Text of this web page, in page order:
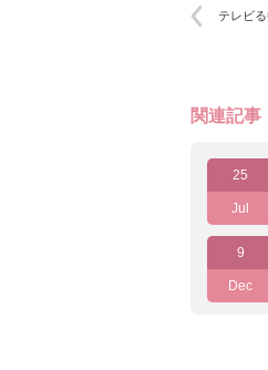
テレビ
関連記事
25
Jul
9
Dec